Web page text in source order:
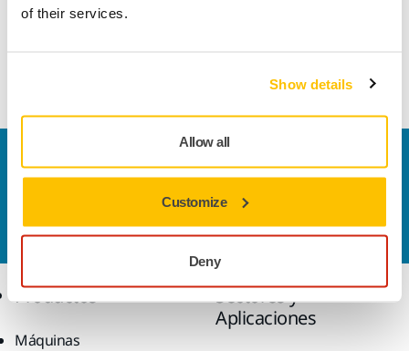
of their services.
Show details
Allow all
Customize
Deny
Technical details
Contacta con nosotros
y uno de nuestros profesionales se pondrá
en contacto contigo para resolver tus dudas.
Productos
Máquinas
Sectores y
Aplicaciones